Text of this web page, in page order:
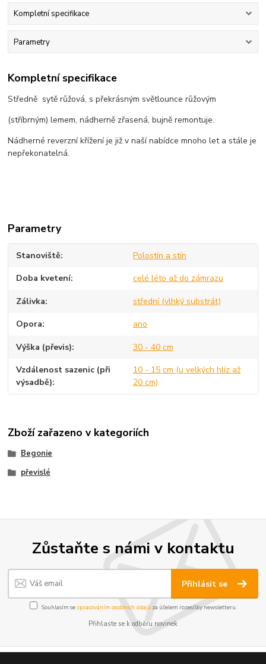
Kompletní specifikace
Parametry
Kompletní specifikace
Středně sytě růžová, s překrásným světlounce růžovým
(stříbrným) lemem, nádherně zřasená, bujně remontuje.
Nádherné reverzní křížení je již v naší nabídce mnoho let a stále je
nepřekonatelná.
Parametry
Stanoviště Polostín a stín
Doba kvetení celé léto až do zámrazu
Zálivka střední (vlhký substrát)
Opora ano
Výška (převis) 30 - 40 cm
Vzdálenost sazenic (při
výsadbě)
10 - 15 cm (u velkých hlíz až
20 cm)
Zboží zařazeno v kategoriích
Begonie
převislé
Zůstaňte s námi v kontaktu
Přihlásit se
Souhlasím se zpracováním osobních údajůza účelem rozesílky newsletteru.
Přihlaste se k odběru novinek